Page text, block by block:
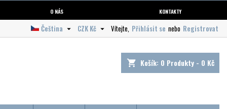
O NÁS KONTAKTY
Vítejte, Přihlásit se nebo Registrovat
CZK Kč 
Čeština 
shopping_cart Košík: 0 Produkty - 0 Kč